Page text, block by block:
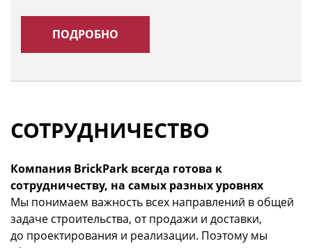
ПОДРОБНО
СОТРУДНИЧЕСТВО
Компания BrickPark всегда готова к
сотрудничеству, на самых разных уровнях
Мы понимаем важность всех направлений в общей
задаче строительства, от продажи и доставки,
до проектирования и реализации. Поэтому мы